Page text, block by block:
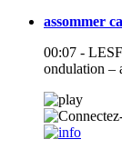
assommer
00:07 -
ondulation –